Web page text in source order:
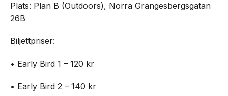
Plats: Plan B (Outdoors), Norra Grängesbergsgatan
26B
Biljettpriser:
• Early Bird 1 – 120 kr
• Early Bird 2 – 140 kr